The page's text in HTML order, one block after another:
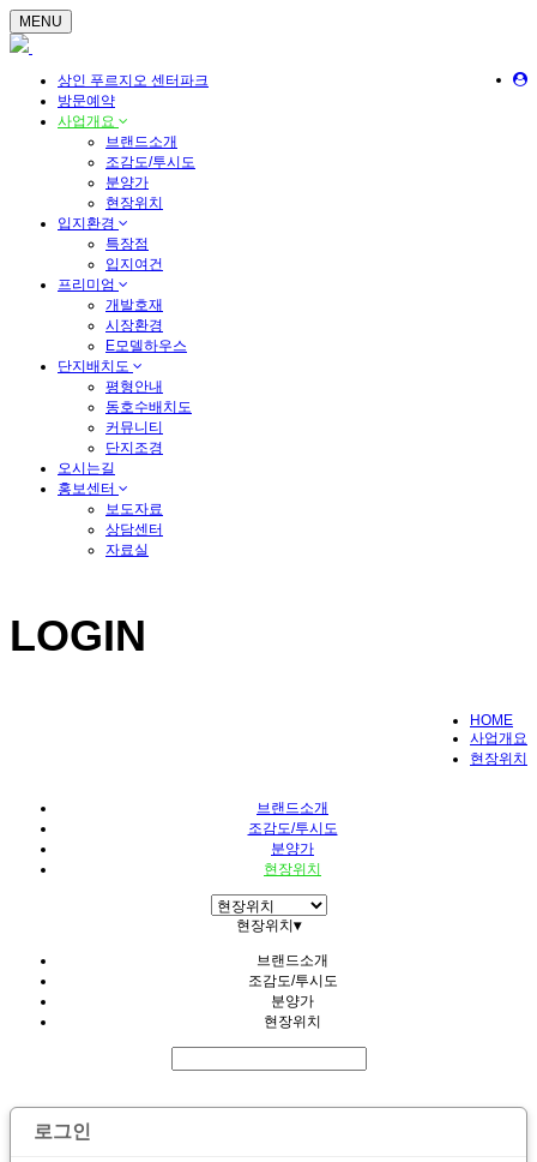
MENU
상인 푸르지오 센터파크
방문예약
사업개요
브랜드소개
조감도/투시도
분양가
현장위치
입지환경
특장점
입지여건
프리미엄
개발호재
시장환경
E모델하우스
단지배치도
평형안내
동호수배치도
커뮤니티
단지조경
오시는길
홍보센터
보도자료
상담센터
자료실
LOGIN
HOME
사업개요
현장위치
브랜드소개
조감도/투시도
분양가
현장위치
현장위치 ▾
브랜드소개
조감도/투시도
분양가
현장위치
로그인